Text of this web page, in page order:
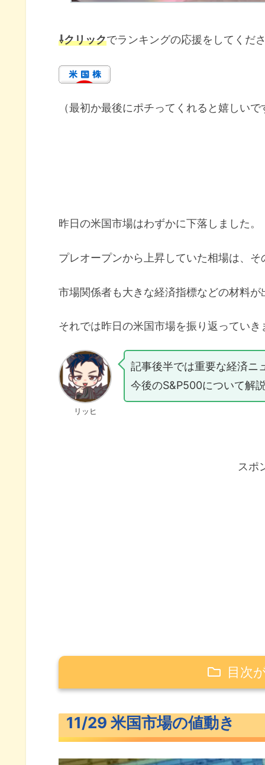
⇩クリックでランキングの応援をしてくだ
（最初か最後にポチってくれると嬉しいで
昨日の米国市場はわずかに下落しました。
プレオープンから上昇していた相場は、
市場関係者も大きな経済指標などの材料
それでは昨日の米国市場を振り返っていき
リッヒ
記事後半では重要な経済ニ
今後のS&P500について解
スポ
目次
わずかに下げた米主要3指数
11/29 米国市場の値動き